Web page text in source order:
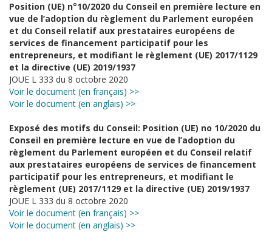
Position (UE) n°10/2020 du Conseil en première lecture en
vue de l’adoption du règlement du Parlement européen
et du Conseil relatif aux prestataires européens de
services de financement participatif pour les
entrepreneurs, et modifiant le règlement (UE) 2017/1129
et la directive (UE) 2019/1937
JOUE L 333 du 8 octobre 2020
Voir le document (en français) >>
Voir le document (en anglais) >>
Exposé des motifs du Conseil: Position (UE) no 10/2020 du
Conseil en première lecture en vue de l’adoption du
règlement du Parlement européen et du Conseil relatif
aux prestataires européens de services de financement
participatif pour les entrepreneurs, et modifiant le
règlement (UE) 2017/1129 et la directive (UE) 2019/1937
JOUE L 333 du 8 octobre 2020
Voir le document (en français) >>
Voir le document (en anglais) >>